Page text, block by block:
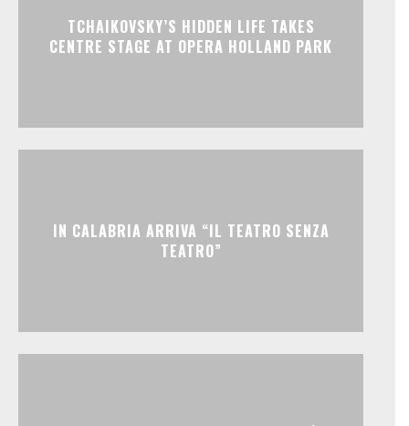
TCHAIKOVSKY’S HIDDEN LIFE TAKES
CENTRE STAGE AT OPERA HOLLAND PARK
IN CALABRIA ARRIVA “IL TEATRO SENZA
TEATRO”